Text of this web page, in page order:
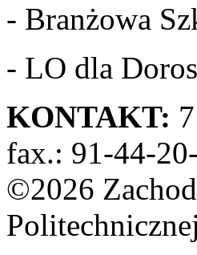
- Branżowa
- LO dla
KONTAKT:
fax.: 91-44-
©2026
Politechnicznej